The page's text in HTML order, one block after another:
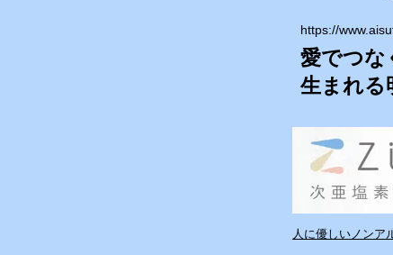
https://
愛でつな
生まれる
人に優しいノンア